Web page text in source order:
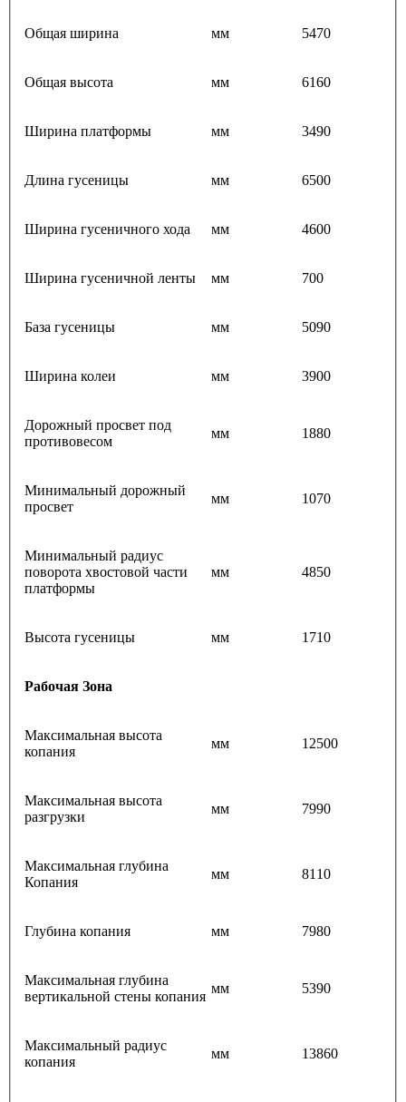
Общая ширина мм 5470
Общая высота мм 6160
Ширина платформы мм 3490
Длина гусеницы мм 6500
Ширина гусеничного хода мм 4600
Ширина гусеничной ленты мм 700
База гусеницы мм 5090
Ширина колеи мм 3900
Дорожный просвет под
противовесом
мм 1880
Минимальный дорожный
просвет
мм 1070
Минимальный радиус
поворота хвостовой части
платформы
мм 4850
Высота гусеницы мм 1710
Рабочая Зона
Максимальная высота
копания
мм 12500
Максимальная высота
разгрузки
мм 7990
Максимальная глубина
Копания
мм 8110
Глубина копания мм 7980
Максимальная глубина
вертикальной стены копания
мм 5390
Максимальный радиус
копания
мм 13860